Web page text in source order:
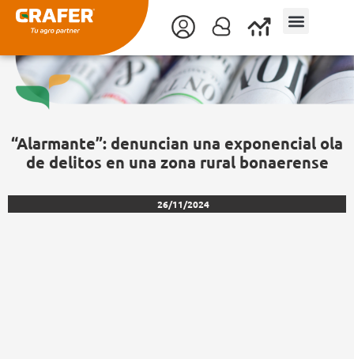
contenido
“Alarmante”: denuncian una exponencial ola
de delitos en una zona rural bonaerense
26/11/2024